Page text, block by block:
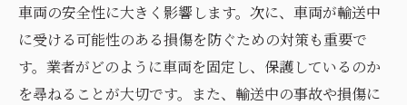
車両の安全性に大きく影響します。次に、車両が輸送中
に受ける可能性のある損傷を防ぐための対策も重要で
す。業者がどのように車両を固定し、保護しているのか
を尋ねることが大切です。また、輸送中の事故や損傷に